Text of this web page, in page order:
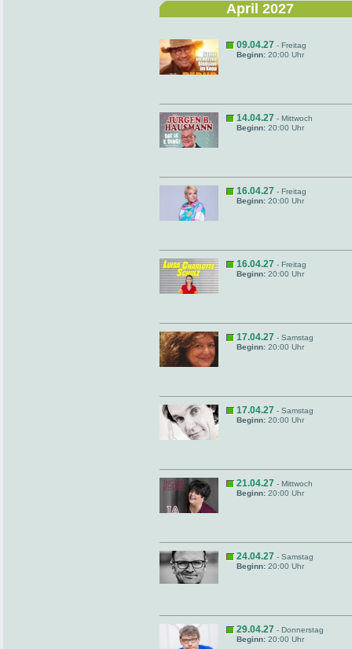
April 2027
09.04.27 - Freitag
Beginn: 20:00 Uhr
14.04.27 - Mittwoch
Beginn: 20:00 Uhr
16.04.27 - Freitag
Beginn: 20:00 Uhr
16.04.27 - Freitag
Beginn: 20:00 Uhr
17.04.27 - Samstag
Beginn: 20:00 Uhr
17.04.27 - Samstag
Beginn: 20:00 Uhr
21.04.27 - Mittwoch
Beginn: 20:00 Uhr
24.04.27 - Samstag
Beginn: 20:00 Uhr
29.04.27 - Donnerstag
Beginn: 20:00 Uhr